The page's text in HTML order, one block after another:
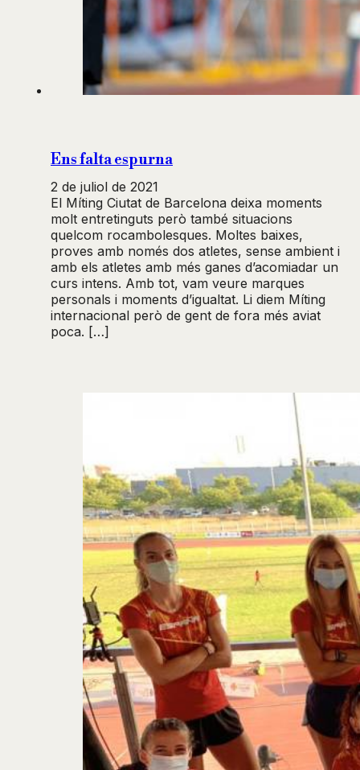
Ens falta espurna
2 de juliol de 2021
El Míting Ciutat de Barcelona deixa moments
molt entretinguts però també situacions
quelcom rocambolesques. Moltes baixes,
proves amb només dos atletes, sense ambient i
amb els atletes amb més ganes d’acomiadar un
curs intens. Amb tot, vam veure marques
personals i moments d’igualtat. Li diem Míting
internacional però de gent de fora més aviat
poca. […]